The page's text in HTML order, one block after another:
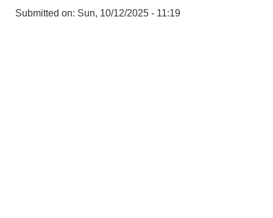
Submitted on: Sun, 10/12/2025 - 11:19